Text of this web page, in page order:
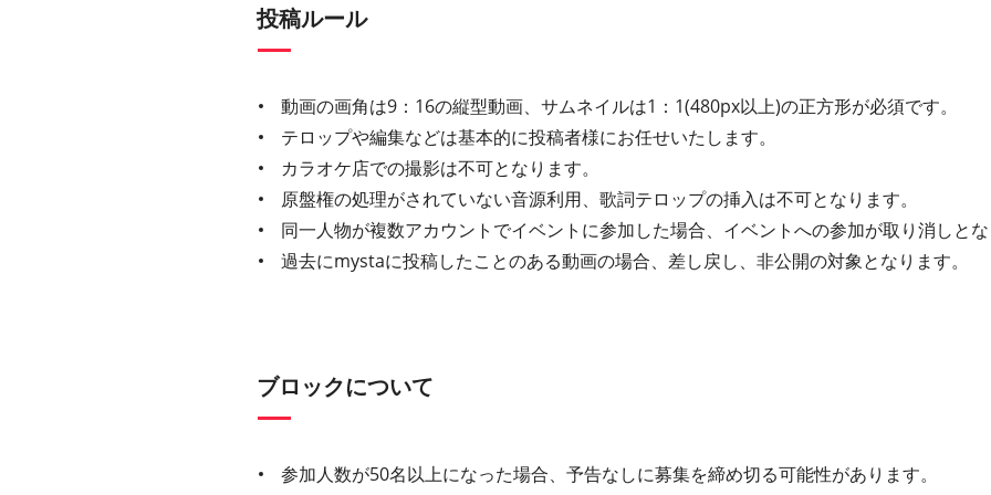
投稿ルール
動画の画角は9：16の縦型動画、サムネイルは1：1(480px以上)の正方形が必須です。
テロップや編集などは基本的に投稿者様にお任せいたします。
カラオケ店での撮影は不可となります。
原盤権の処理がされていない音源利用、歌詞テロップの挿入は不可となります。
同一人物が複数アカウントでイベントに参加した場合、イベントへの参加が取り消しと
過去にmystaに投稿したことのある動画の場合、差し戻し、非公開の対象となります。
ブロックについて
参加人数が50名以上になった場合、予告なしに募集を締め切る可能性があります。